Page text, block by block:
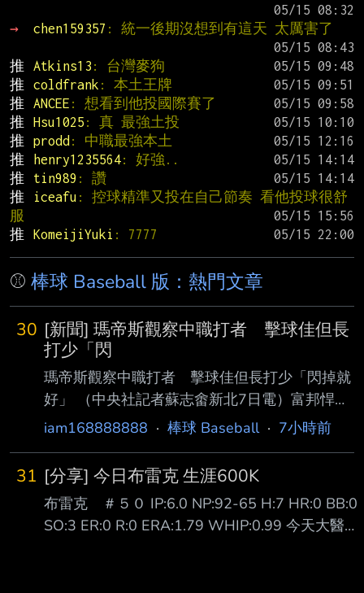
→
chen159357 : 統一後期沒想到有這天 太厲害了
推
Atkins13 : 台灣麥狗
推
coldfrank : 本土王牌
推
ANCEE : 想看到他投國際賽了
推
Hsu1025 : 真 最強土投
推
prodd : 中職最強本土
推
henry1235564: 好強..
推
tin989 : 讚
推
iceafu : 控球精準又投在自己節奏 看他投球很舒
服
推
KomeijiYuki : 7777
⚾ 棒球 Baseball 版：熱門文章
30 [新聞] 瑪帝斯觀察中職打者 擊球佳但長
打少「閃
瑪帝斯觀察中職打者 擊球佳但長打少「閃掉就
好」 （中央社記者蘇志畬新北7日電）富邦悍將
隊新洋投瑪帝斯帶著在二軍投出最快151公里的
棒打者的擊球能力好，但長打者較少，「 閃掉
他就好。」 瑪帝斯（Quinton Martinez）現身新
莊棒球場，備戰明天先發工作，今天接受媒體聯
訪時 表示，很期待能夠與這裡最好的打者對
iam168888888 · 棒球 Baseball· 7小時前
31 [分享] 今日布雷克 生涯600K
布雷克 ＃５０ IP:6.0 NP:92-65 H:7 HR:0 BB:0
SO:3 ER:0 R:0 ERA:1.79 WHIP:0.99 今天大醫生